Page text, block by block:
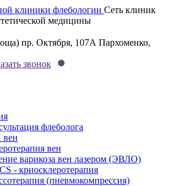
Сеть клиник
медицины
пр. Октября, 107А Пархоменко,
звонок
флеболога
вен
варикоза вен лазером (ЭВЛО)
- криосклеротерапия
(пневмокомпрессия)